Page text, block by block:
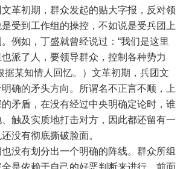
革初期，群众发起的贴大字报，反对领
受到工作组的操控，不如说是受兵团上
例如，丁盛就曾经说过：“我们是这里
派了人，要领导群众，控制各种势力
据某知情人回忆。）文革初期，兵团文
确的矛头方向。所谓名不正言不顺，上
矛盾，在没有经过中央明确定论时，谁
触及实质地打击对方，因此都还留有一
没有彻底撕破脸面。
没有划分出一个明确的阵线。群众所组
是依赖于自己的好恶判断来进行。前面